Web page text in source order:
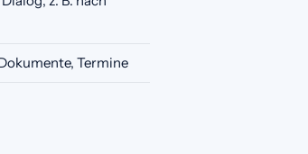
Termine